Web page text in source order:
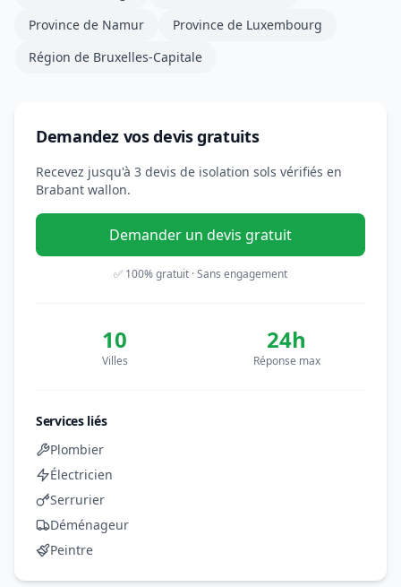
Province de Namur
Province de Luxembourg
Région de Bruxelles-Capitale
Demandez vos devis gratuits
Recevez jusqu'à 3 devis de isolation sols vérifiés en
Brabant wallon.
Demander un devis gratuit
✅ 100% gratuit · Sans engagement
10
Villes
24h
Réponse max
Services liés
Plombier
Électricien
Serrurier
Déménageur
Peintre